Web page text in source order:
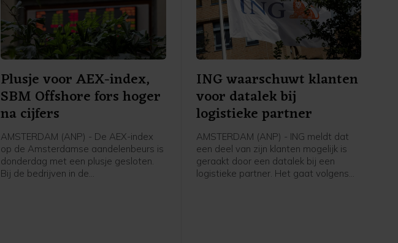
Plusje voor AEX-index,
SBM Offshore fors hoger
na cijfers
AMSTERDAM (ANP) - De AEX-index
op de Amsterdamse aandelenbeurs is
donderdag met een plusje gesloten.
Bij de bedrijven in de
ING waarschuwt klanten
voor datalek bij
logistieke partner
AMSTERDAM (ANP) - ING meldt dat
een deel van zijn klanten mogelijk is
geraakt door een datalek bij een
logistieke partner. Het gaat volgens